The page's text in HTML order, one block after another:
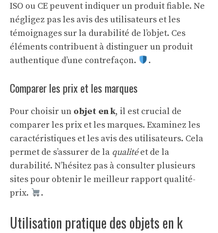
ISO ou CE peuvent indiquer un produit fiable. Ne
négligez pas les avis des utilisateurs et les
témoignages sur la durabilité de l’objet. Ces
éléments contribuent à distinguer un produit
authentique d’une contrefaçon.
.
Comparer les prix et les marques
Pour choisir un objet en k, il est crucial de
comparer les prix et les marques. Examinez les
caractéristiques et les avis des utilisateurs. Cela
permet de s’assurer de la qualitéet de la
durabilité. N’hésitez pas à consulter plusieurs
sites pour obtenir le meilleur rapport qualité-
prix.
.
Utilisation pratique des objets en k